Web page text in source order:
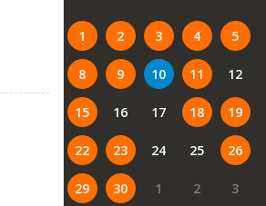
1 2 3 4 5
8 9 10 11 12
15 16 17 18 19
22 23 24 25 26
29 30 1 2 3